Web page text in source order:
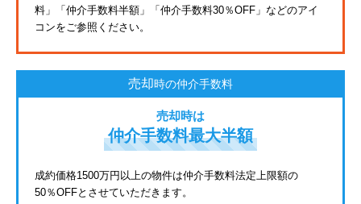
料」「仲介手数料半額」「仲介手数料30％OFF」などのアイ
コンをご参照ください。
売却時の仲介手数料
売却時は
仲介手数料最大半額
成約価格1500万円以上の物件は仲介手数料法定上限額の
50％OFFとさせていただきます。